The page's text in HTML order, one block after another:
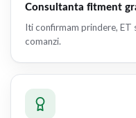
Consultanta fitment
Iti confirmam prindere, ET
comanzi.